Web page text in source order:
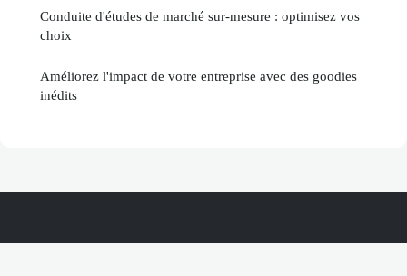
Conduite d'études de marché sur-mesure : optimisez vos
choix
Améliorez l'impact de votre entreprise avec des goodies
inédits